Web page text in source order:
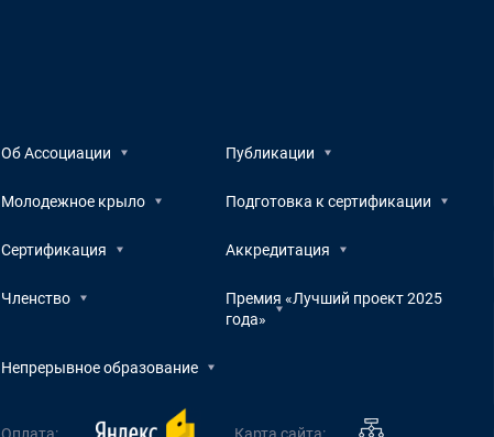
Об Ассоциации Публикации
Молодежное крыло Подготовка к сертификации
Сертификация Аккредитация
Членство
Премия «Лучший проект 2025
года»
Непрерывное образование
Оплата: Карта сайта: